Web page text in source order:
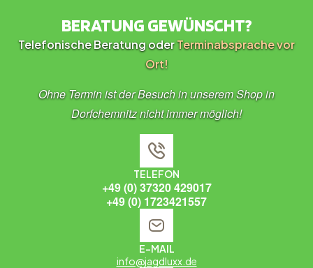
BERATUNG GEWÜNSCHT?
Telefonische Beratung oderTerminabsprache vor
Ort!
Ohne Termin ist der Besuch in unserem Shop in
Dorfchemnitz nicht immer möglich!
TELEFON
+49 (0) 37320 429017
+49 (0) 1723421557
E-MAIL
info@jagdluxx.de